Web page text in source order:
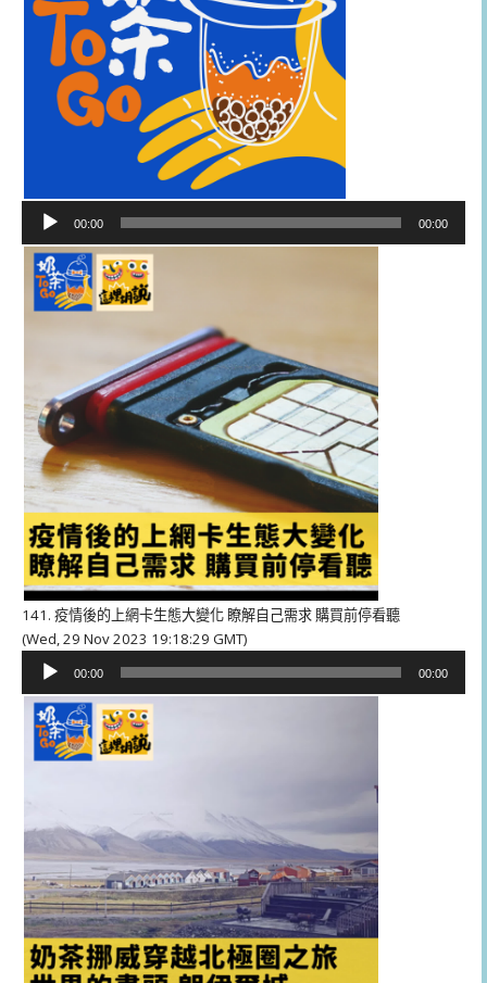
播
器
00:00 00:00
141. 疫情後的上網卡生態大變化 瞭解自己需求 購買前停看聽
(Wed, 29 Nov 2023 19:18:29 GMT)
播
器
00:00 00:00